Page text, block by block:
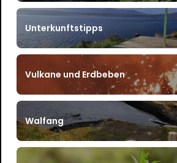
Unterkunftstipps
Vulkane und Erdbeben
Walfang